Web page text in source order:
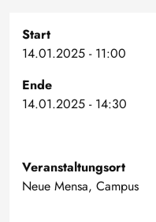
Start
14.01.2025 - 11:00
Ende
14.01.2025 - 14:30
Veranstaltungsort
Neue Mensa, Campus